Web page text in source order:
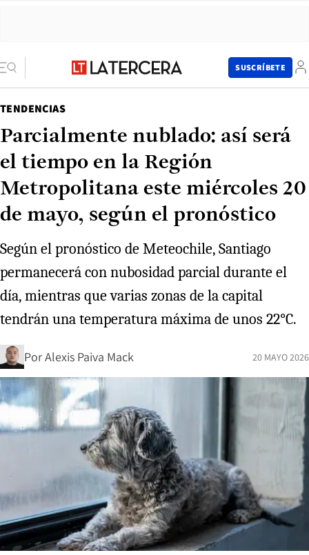
SUSCRÍBETE
TENDENCIAS
Parcialmente nublado: así será
el tiempo en la Región
Metropolitana este miércoles 20
de mayo, según el pronóstico
Según el pronóstico de Meteochile, Santiago
permanecerá con nubosidad parcial durante el
día, mientras que varias zonas de la capital
tendrán una temperatura máxima de unos 22°C.
PorAlexis Paiva Mack 20 MAYO 2026